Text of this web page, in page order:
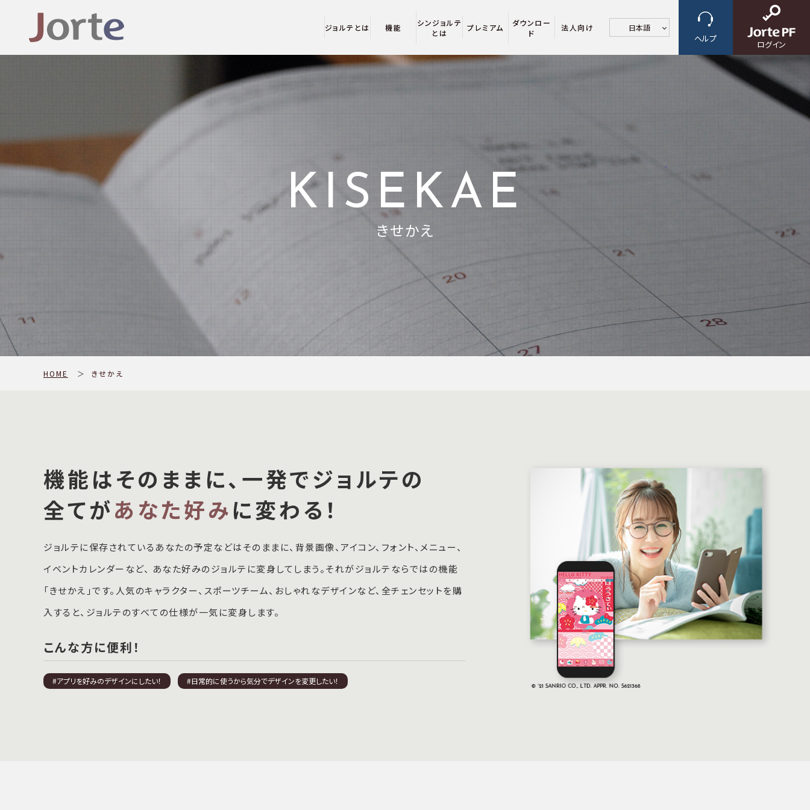
ジョルテとは 機能
シンジョルテ
とは
プレミアム
ダウンロー
ド
法人向け 日本語
ヘルプ
ログイン
KISEKAE
きせかえ
HOME ＞ きせかえ
機能はそのままに、一発でジョルテの
全てがあなた好みに変わる！
ジョルテに保存されているあなたの予定などはそのままに、背景画像、アイコン、フォント、メニュー、
イベントカレンダーなど、 あなた好みのジョルテに変身してしまう。それがジョルテならではの機能
「きせかえ」です。人気のキャラクター、スポーツチーム、おしゃれなデザインなど、全チェンセットを購
入すると、ジョルテのすべての仕様が一気に変身します。
こんな方に便利！
#アプリを好みのデザインにしたい！ #日常的に使うから気分でデザインを変更したい！